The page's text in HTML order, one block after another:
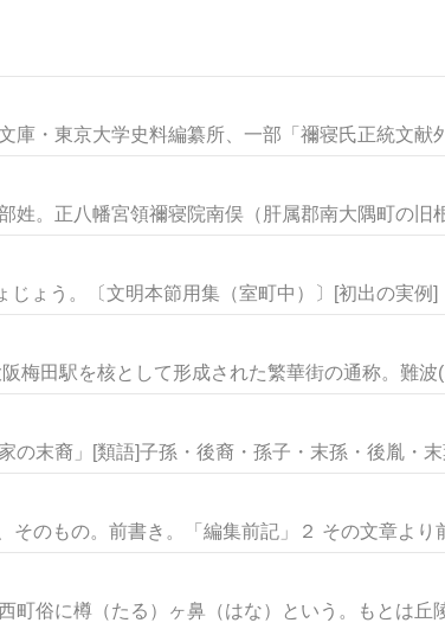
庫・東京大学史料編纂所、一部「禰寝氏正統文献
姓。正八幡宮領禰寝院南俣（肝属郡南大隅町の旧
ょう。〔文明本節用集（室町中）〕[初出の実例]
梅田駅を核として形成された繁華街の通称。難波
の末裔」[類語]子孫・後裔・孫子・末孫・後胤・
そのもの。前書き。「編集前記」２ その文章より
町俗に樽（たる）ヶ鼻（はな）という。もとは丘